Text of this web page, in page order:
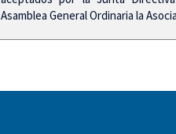
Asamblea General Ordinaria la